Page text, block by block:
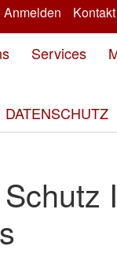
Anmelden Kontakt
Services
DATENSCHUTZ